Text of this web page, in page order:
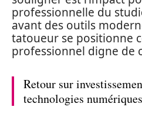
professionnelle du
avant des outils
tatoueur se positionne
professionnel digne de
Retour sur
technologies numériques